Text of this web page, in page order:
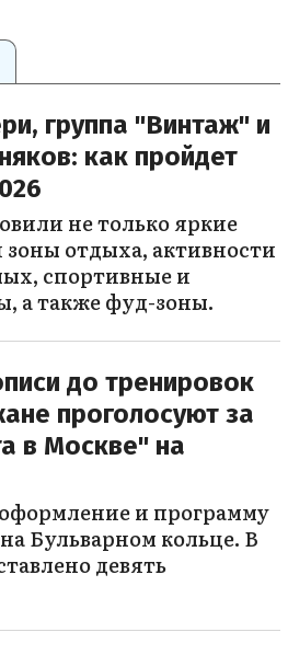
группа "Винтаж" и
как пройдет
не только яркие
отдыха, активности
спортивные и
а также фуд-зоны.
до тренировок
проголосуют за
в Москве" на
и программу
Бульварном кольце. В
девять